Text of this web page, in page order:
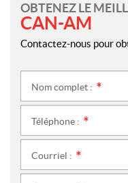
OBTENEZ LE
CAN-AM
Contactez-nous pour
Nom complet :
Téléphone :
Courriel :